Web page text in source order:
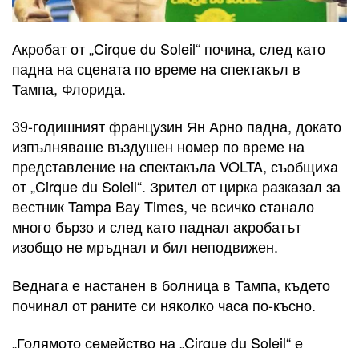
Акробат от „Cirque du Soleil“ почина, след като
падна на сцената по време на спектакъл в
Тампа, Флорида.
39-годишният французин Ян Арно падна, докато
изпълняваше въздушен номер по време на
представление на спектакъла VOLTA, съобщиха
от „Cirque du Soleil“. Зрител от цирка разказал за
вестник Tampa Bay Times, че всичко станало
много бързо и след като паднал акробатът
изобщо не мръднал и бил неподвижен.
Веднага е настанен в болница в Тампа, където
починал от раните си няколко часа по-късно.
„Голямото семейство на „Cirque du Soleil“ е